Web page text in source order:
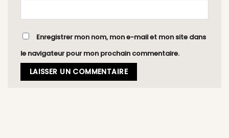
Enregistrer mon nom, mon e-mail et mon site dans
le navigateur pour mon prochain commentaire.